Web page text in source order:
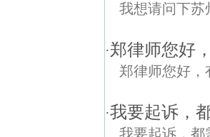
我想请问下苏
·郑律师您好
郑律师您好，
·我要起诉，
我要起诉，都